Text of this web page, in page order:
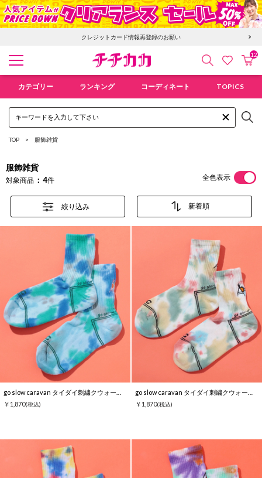
クレジットカード情報再登録のお願い
検索 お気にカ
12
カテゴリー ランキング コーディネート TOPICS
TOP 服飾雑貨
服飾雑貨
対象商品 4件 全色表示
絞り込み
￥1,870(税込)
￥1,870(税込)